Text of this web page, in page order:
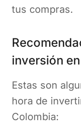
tus compras.
inversión
Estas son
hora de
Colombia: